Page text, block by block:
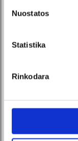
Nuostatos
Statistika
Rinkodara
registruokis ir
Gauk žinutes į